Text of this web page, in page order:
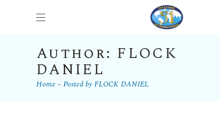
Author: FLOCK
DANIEL
Home Posted by FLOCK DANIEL